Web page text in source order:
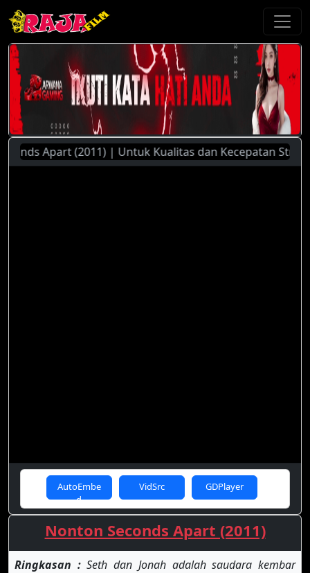
Apart (2011) | Untuk Kualitas dan Kecepatan
AutoEmbe
d
VidSrc GDPlayer
Nonton Seconds Apart (2011)
Ringkasan :Seth dan Jonah adalah saudara kembar